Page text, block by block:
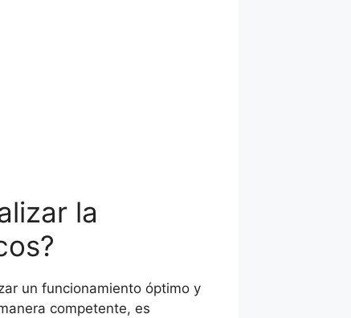
la
un funcionamiento óptimo y
competente, es